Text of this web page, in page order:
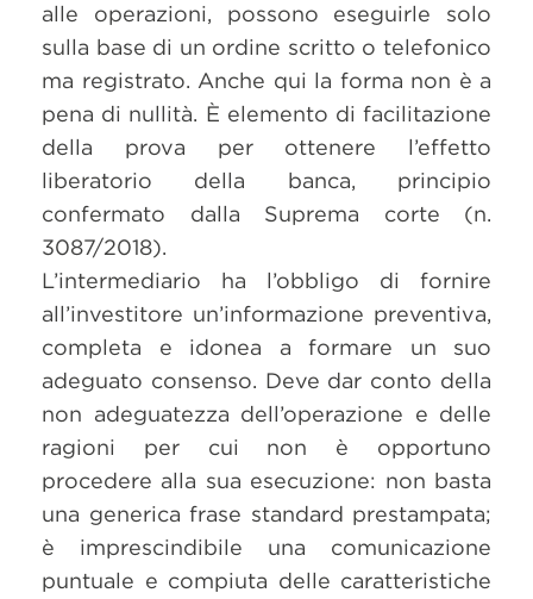
alle operazioni, possono eseguirle solo
sulla base di un ordine scritto o telefonico
ma registrato. Anche qui la forma non è a
pena di nullità. È elemento di facilitazione
della prova per ottenere l’effetto
liberatorio della banca, principio
confermato dalla Suprema corte (n.
3087/2018).
L’intermediario ha l’obbligo di fornire
all’investitore un’informazione preventiva,
completa e idonea a formare un suo
adeguato consenso. Deve dar conto della
non adeguatezza dell’operazione e delle
ragioni per cui non è opportuno
procedere alla sua esecuzione: non basta
una generica frase standard prestampata;
è imprescindibile una comunicazione
puntuale e compiuta delle caratteristiche